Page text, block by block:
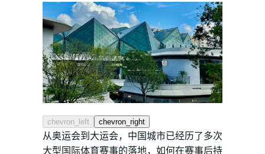
chevron_left chevron_right
从奥运会到大运会，中国城市已经历了多次
大型国际体育赛事的落地，如何在赛事后持